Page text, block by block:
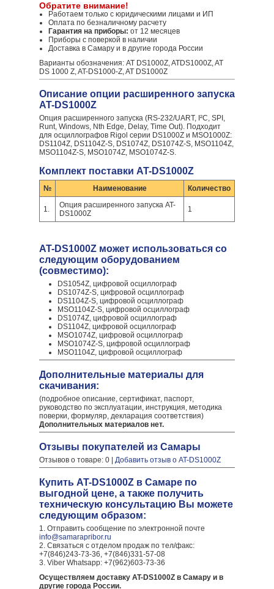
Обратите внимание!
Работаем только с юридическими лицами и ИП
Оплата по безналичному расчету
Гарантия на приборы: от 12 месяцев
Приборы с поверкой в наличии
Доставка в Самару и в другие города России
Варианты обозначения: AT DS1000Z, ATDS1000Z, AT
DS 1000 Z, AT-DS1000-Z, AT DS1000Z
Описание опции расширенного запуска
AT-DS1000Z
Опция расширенного запуска (RS-232/UART, I²C, SPI,
Runt, Windows, Nth Edge, Delay, Time Out). Подходит
для осциллографов Rigol серии DS1000Z и MSO1000Z:
DS1104Z, DS1104Z-S, DS1074Z, DS1074Z-S, MSO1104Z,
MSO1104Z-S, MSO1074Z, MSO1074Z-S.
Комплект поставки AT-DS1000Z
№ Наименование Количество
1.
Опция расширенного запуска AT-
DS1000Z
1
AT-DS1000Z может использоваться со
следующим оборудованием
(совместимо):
DS1054Z, цифровой осциллограф
DS1074Z-S, цифровой осциллограф
DS1104Z-S, цифровой осциллограф
MSO1104Z-S, цифровой осциллограф
DS1074Z, цифровой осциллограф
DS1104Z, цифровой осциллограф
MSO1074Z, цифровой осциллограф
MSO1074Z-S, цифровой осциллограф
MSO1104Z, цифровой осциллограф
Дополнительные материалы для
скачивания:
(подробное описание, сертификат, паспорт,
руководство по эксплуатации, инструкция, методика
поверки, формуляр, декларация соответствия)
Дополнительных материалов нет.
Отзывы покупателей из Самары
Отзывов о товаре: 0 | Добавить отзыв о AT-DS1000Z
Купить AT-DS1000Z в Самаре по
выгодной цене, а также получить
техническую консультацию Вы можете
следующим образом:
1. Отправить сообщение по электронной почте
info@samarapribor.ru
2. Связаться с отделом продаж по тел/факс:
+7(846)243-73-36, +7(846)331-57-08
3. Viber Whatsapp: +7(962)603-73-36
Осуществляем доставку AT-DS1000Z в Самару и в
другие города России.